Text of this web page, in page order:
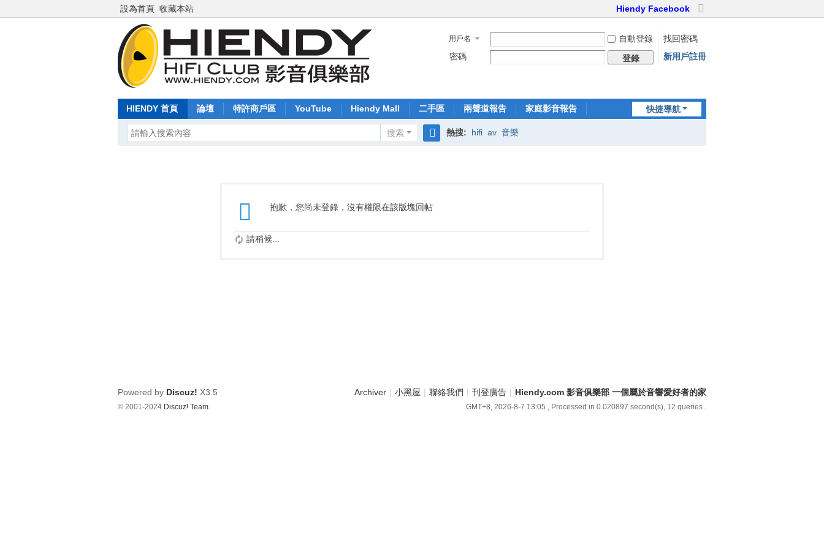
設為首頁 收藏本站 Hiendy Facebook
切
到
寬
版
用戶名 自動登錄
找回密碼
密碼
登錄 新用戶註冊
快捷導航
HIENDY 首頁 論壇 特許商戶區 YouTube Hiendy Mall 二手區 兩聲道報告
家庭影音報告
搜索 熱搜: hifi av 音樂
抱歉，您尚未登錄，沒有權限在該版塊回帖
請稍候...
Archiver | 小黑屋 | 聯絡我們 | 刊登廣告 | Hiendy.com 影音俱樂部 一個屬於音響愛好者的家
GMT+8, 2026-8-7 13:05 , Processed in 0.020897 second(s), 12 queries .
Powered by Discuz! X3.5
© 2001-2024 Discuz! Team.